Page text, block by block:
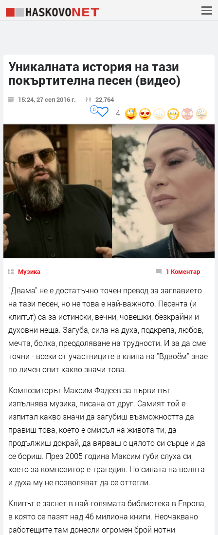
Уникалната история на тази
покъртителна песен (видео)
15:24, 27 сеп 2016 г. 22,764
4
0
Музика 1 Коментар
"Двама" не е достатъчно точен превод за заглавието
на тази песен, но не това е най-важното. Песента (и
клипът) са за истински, вечни, човешки, безкрайни и
духовни неща. Загуба, сила на духа, подкрепа, любов,
мечта, болка, преодоляване на трудности. И за да сме
точни - всеки от участниците в клипа на "Вдвоём" знае
по личен опит какво значи това.
Композиторът Максим Фадеев за първи път
изпълнява музика, писана от друг. Самият той е
изпитал какво значи да загубиш възможността да
правиш това, което е смисъл на живота ти, да
продължиш докрай, да вярваш с цялото си сърце и да
се бориш. През 2005 година Максим губи слуха си,
което за композитор е трагедия. Но силата на волята
и духа му не позволяват да се оттегли.
Клипът е заснет в най-голямата библиотека в Европа,
в която се пазят над 46 милиона книги. Неочаквано
работещите там донесли огромен брой нотни